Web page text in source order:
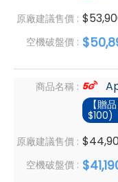
原廠建議售價 :
空機破盤價 :
商品名稱 :
【贈
$100)
原廠建議售價 :
空機破盤價 :